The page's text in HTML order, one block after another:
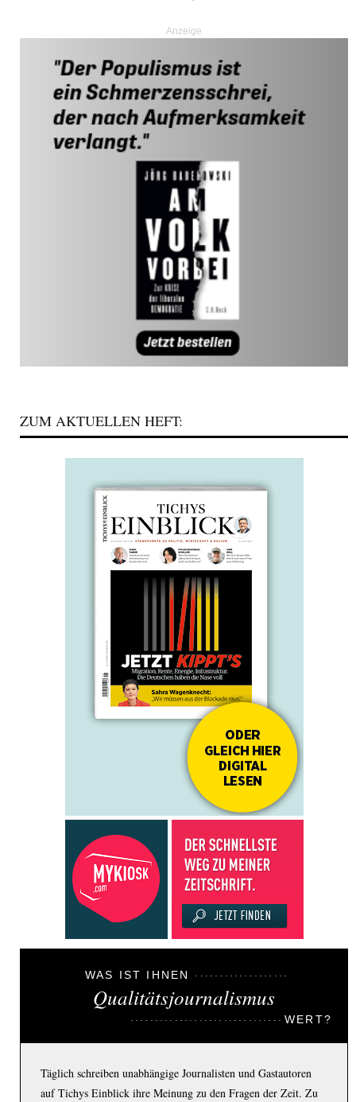
Anzeige
ZUM AKTUELLEN HEFT:
WAS IST IHNEN
Qualitätsjournalismus
WERT?
Täglich schreiben unabhängige Journalisten und Gastautoren
auf Tichys Einblick ihre Meinung zu den Fragen der Zeit. Zu